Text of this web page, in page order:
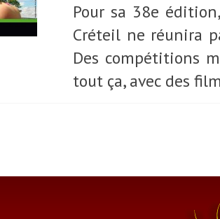
Pour sa 38e
Créteil ne réunira
Des compétitions
tout ça, avec des